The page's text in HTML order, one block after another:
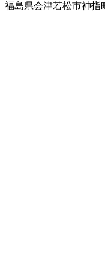
福島県会津若松市神指